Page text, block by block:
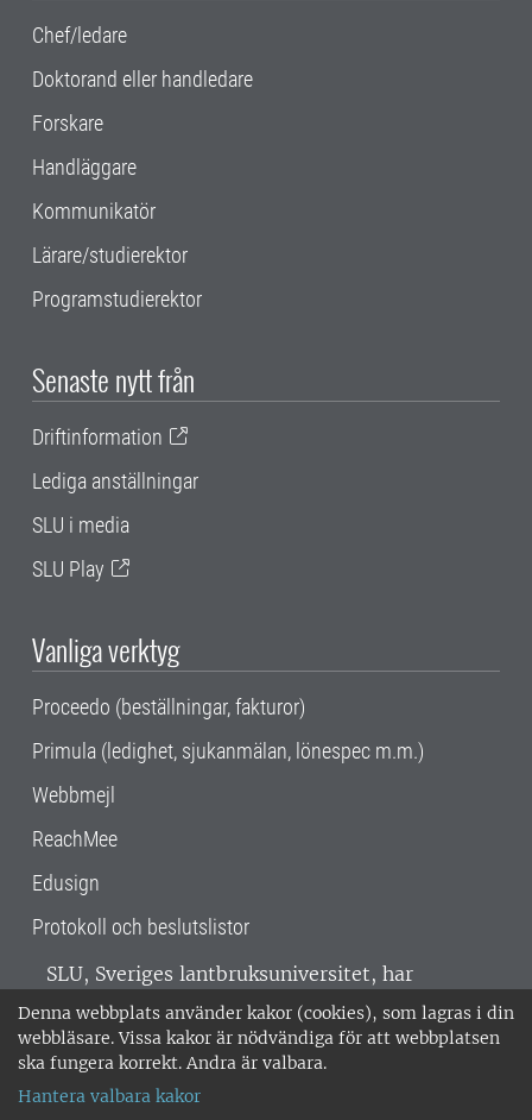
Denna webbplats använder kakor (cookies), som lagras i din
webbläsare. Vissa kakor är nödvändiga för att webbplatsen
ska fungera korrekt. Andra är valbara.
Hantera valbara kakor
Chef/ledare
Doktorand eller handledare
Forskare
Handläggare
Kommunikatör
Lärare/studierektor
Programstudierektor
Senaste nytt från
Driftinformation
Lediga anställningar
SLU i media
SLU Play
Vanliga verktyg
Proceedo (beställningar, fakturor)
Primula (ledighet, sjukanmälan, lönespec m.m.)
Webbmejl
ReachMee
Edusign
Protokoll och beslutslistor
SLU, Sveriges lantbruksuniversitet, har
verksamhet över hela Sverige. Huvudorter är
Alnarp, Uppsala och Umeå.SLU är
miljöcertifierat enligt ISO 14001. •
018-67 10 00 • Org nr: 202100-2817 •